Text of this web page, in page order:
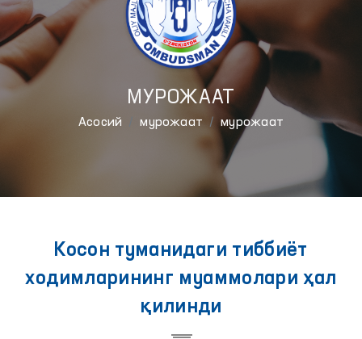
МУРОЖААТ
Aсосий мурожаат мурожаат
Косон туманидаги тиббиёт
ходимларининг муаммолари ҳал
қилинди